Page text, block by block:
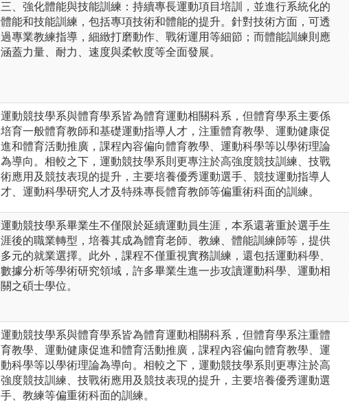
三、強化體能與技能訓練：持續專長運動項目培訓，並進行系統化的
體能和技能訓練，包括專項技術和體能的提升。針對技術方面，可透
過專業教練指導，細緻打磨動作、戰術運用等細節；而體能訓練則應
涵蓋力量、耐力、速度與柔軟度等全面發展。
運動競技學系與體育學系皆為體育運動相關科系，但體育學系主要係
培育一般體育教師和基礎運動指導人才，注重體育教學、運動健康促
進和體育活動推廣，課程內容偏向體育教學、運動科學等以學術理論
為導向。相較之下，運動競技學系則更專注於高強度競技訓練、技戰
術應用及競技表現的提升，主要培養優秀運動選手、競技運動指導人
才、運動科學研究人才及特殊專長體育教師等偏重術科面的訓練。
運動競技學系畢業生不僅限於延續運動員生涯，本系還著重於選手生
涯後的職業轉型，培養其成為體育老師、教練、體能訓練師等，提供
多元的就業選擇。此外，課程不僅重視實務訓練，還包括運動科學、
數據分析等學術研究領域，許多畢業生進一步攻讀運動科學、運動相
關之碩士學位。
運動競技學系與體育學系皆為體育運動相關科系，但體育學系注重體
育教學、運動健康促進和體育活動推廣，課程內容偏向體育教學、運
動科學等以學術理論為導向。相較之下，運動競技學系則更專注於高
強度競技訓練、技戰術應用及競技表現的提升，主要培養優秀運動選
手、教練等偏重術科面的訓練。